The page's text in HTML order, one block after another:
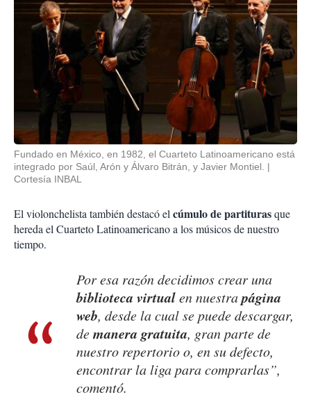
Fundado en México, en 1982, el Cuarteto Latinoamericano está
integrado por Saúl, Arón y Álvaro Bitrán, y Javier Montiel.
Cortesía INBAL
El violonchelista también destacó el cúmulo de partiturasque
hereda el Cuarteto Latinoamericano a los músicos de nuestro
tiempo.
Por esa razón decidimos crear una
biblioteca virtualen nuestrapágina
web, desde la cual se puede descargar,
demanera gratuita, gran parte de
nuestro repertorio o, en su defecto,
encontrar la liga para comprarlas”,
comentó.